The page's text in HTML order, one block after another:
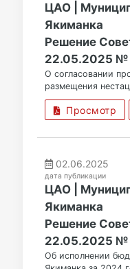
ЦАО |
Якиманка
Решение
22.05.2025 №
О согласовании
размещения
Просмотр
02.06.2025
дата публикации
ЦАО |
Якиманка
Решение
22.05.2025 №
Об исполнении